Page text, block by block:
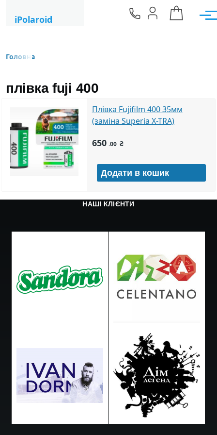
iPolaroid
Рядок навіґації
Головна
плівка fuji 400
Плівка Fujifilm 400 35мм
(заміна Superia X-TRA)
650 .00 ₴
НАШІ КЛІЄНТИ